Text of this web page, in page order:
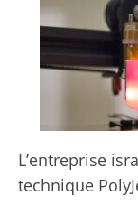
L’entreprise
technique